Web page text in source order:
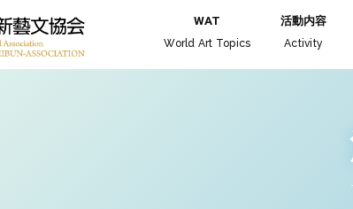
WAT
World Art Topics
活動内容
Activity